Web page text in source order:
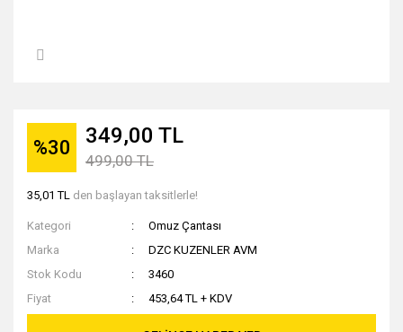
%30 349,00 TL
499,00 TL
35,01 TL den başlayan taksitlerle!
Kategori
Omuz Çantası
Marka
DZC KUZENLER AVM
Stok Kodu
3460
Fiyat
453,64 TL + KDV